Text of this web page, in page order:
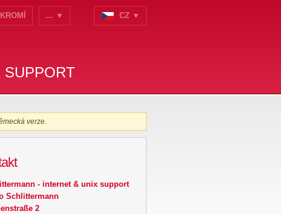
… ▼ CZ ▼
SUPPORT
verze.
- internet & unix support
Schlittermann
2